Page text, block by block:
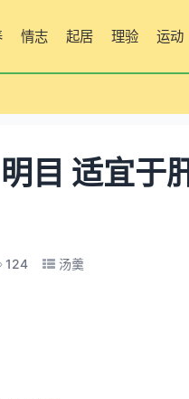
情志 起居 理验 运动
目 适宜于
124 汤羹